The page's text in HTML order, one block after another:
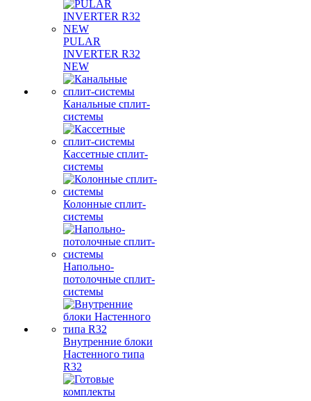
PULAR
INVERTER R32
NEW
Канальные сплит-
системы
Кассетные сплит-
системы
Колонные сплит-
системы
Напольно-
потолочные сплит-
системы
Внутренние блоки
Настенного типа
R32